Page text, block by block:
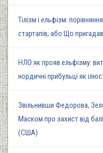
Тілізм і ельфізм:
стартапів, або Що пригадав
НЛО як прояв ельфізму:
нордичні прибульці як
Звільнивши Федорова,
Маском про захист від
(США)